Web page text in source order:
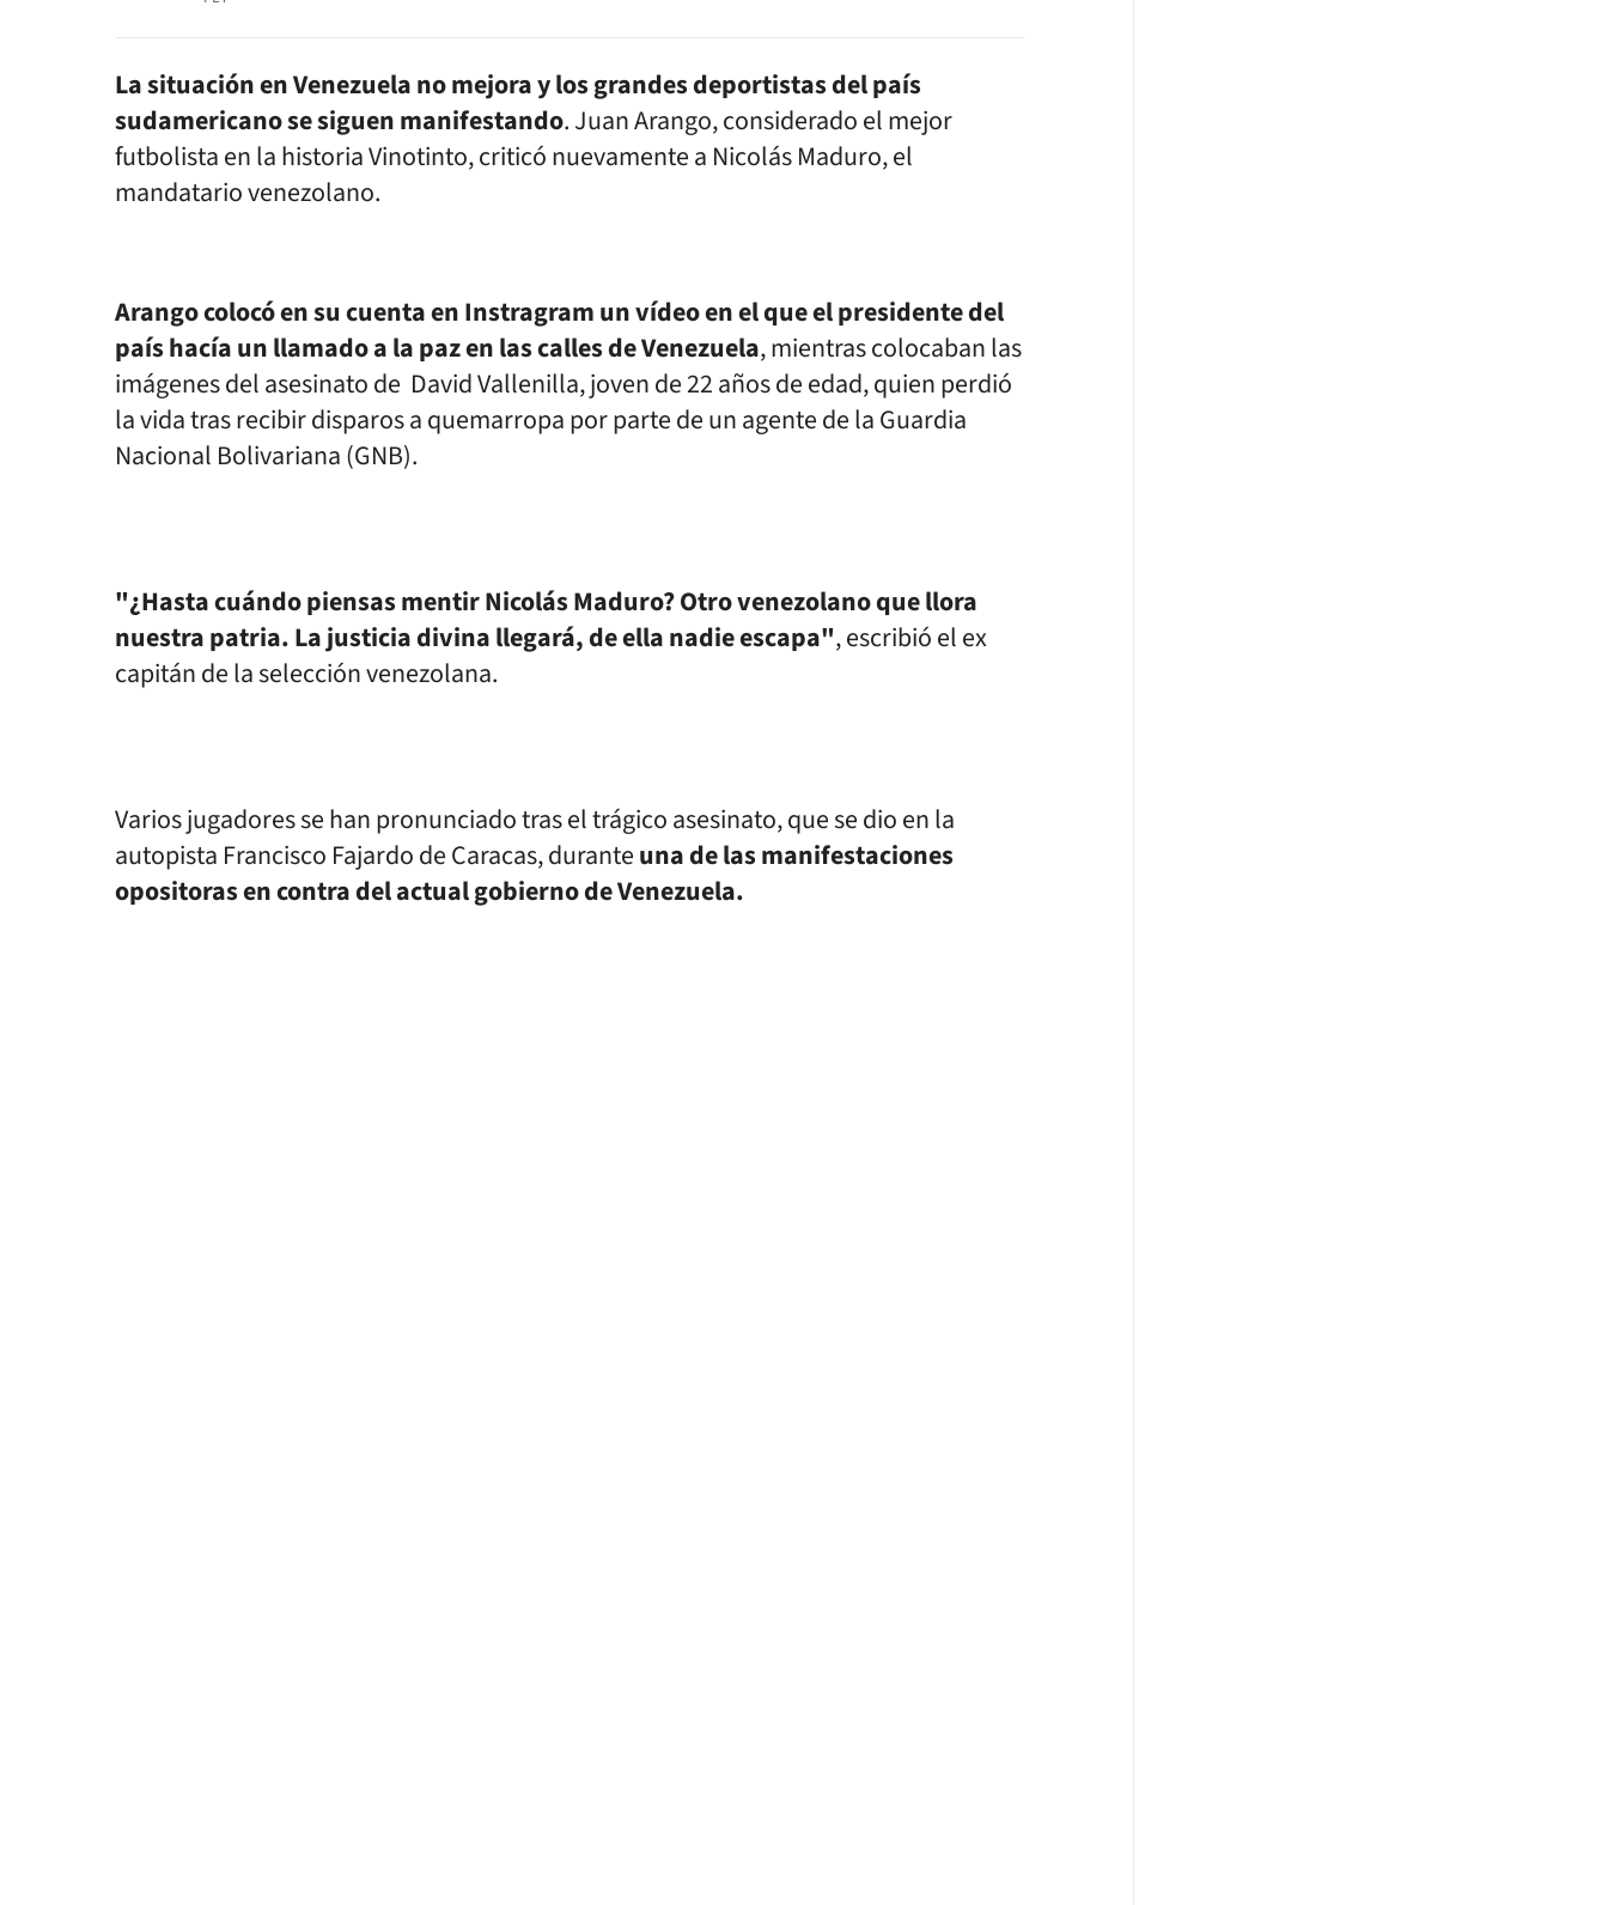
La situación en Venezuela no mejora y los grandes deportistas del país
sudamericano se siguen manifestando. Juan Arango, considerado el mejor
futbolista en la historia Vinotinto, criticó nuevamente a Nicolás Maduro, el
mandatario venezolano.
Arango colocó en su cuenta en Instragram un vídeo en el que el presidente del
país hacía un llamado a la paz en las calles de Venezuela, mientras colocaban las
imágenes del asesinato de David Vallenilla, joven de 22 años de edad, quien perdió
la vidatras recibir disparos a quemarropa por parte de un agente de laGuardia
Nacional Bolivariana(GNB).
"¿Hasta cuándo piensas mentir Nicolás Maduro? Otro venezolano que llora
nuestra patria. La justicia divina llegará, de ella nadie escapa", escribió el ex
capitán de la selección venezolana.
Varios jugadores se han pronunciado tras el trágico asesinato, que se dio en la
autopista Francisco Fajardo de Caracas, duranteuna de las manifestaciones
opositoras en contra del actual gobierno de Venezuela.